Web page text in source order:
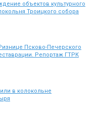
объектов культурного
Троицкого собора
Псково-Печерского
Репортаж ГТРК
в колокольне